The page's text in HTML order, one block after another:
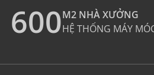
600M2 NHÀ XƯỞNG
HỆ THỐNG MÁY